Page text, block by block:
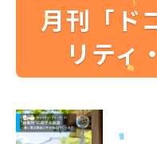
月刊「ド
リティ